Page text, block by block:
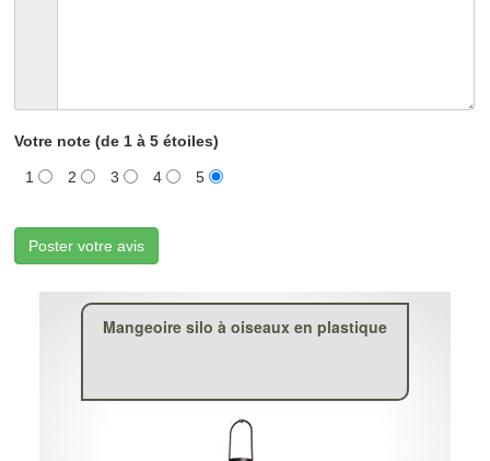
Votre note (de 1 à 5 étoiles)
1 2 3 4 5
Poster votre avis
Mangeoire silo à oiseaux en plastique